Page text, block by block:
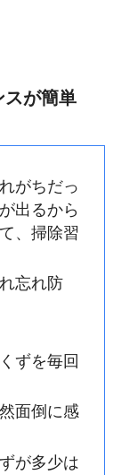
スが簡単
がちだっ
出るから
、掃除習
忘れ防
ずを毎回
面倒に感
が多少は